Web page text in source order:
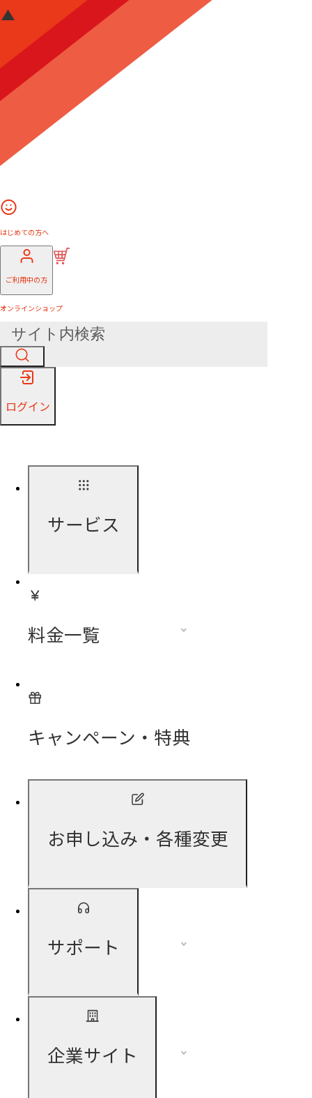
はじめての方へ
ご利用中の方
オンラインショップ
ログイン
サービス
料金一覧
キャンペーン・特典
お申し込み・各種変更
サポート
企業サイト